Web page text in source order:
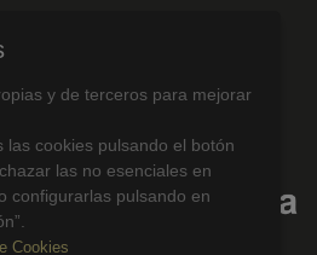
y de terceros para mejorar
las cookies pulsando el botón
las no esenciales en
configurarlas pulsando en
Cookies